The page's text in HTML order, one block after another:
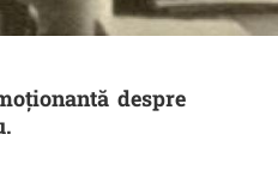
despre